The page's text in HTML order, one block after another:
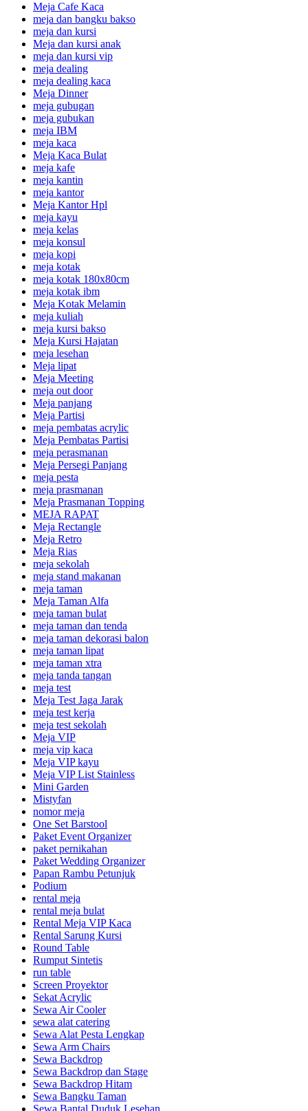
Meja Cafe Kaca
meja dan bangku bakso
meja dan kursi
Meja dan kursi anak
meja dan kursi vip
meja dealing
meja dealing kaca
Meja Dinner
meja gubugan
meja gubukan
meja IBM
meja kaca
Meja Kaca Bulat
meja kafe
meja kantin
meja kantor
Meja Kantor Hpl
meja kayu
meja kelas
meja konsul
meja kopi
meja kotak
meja kotak 180x80cm
meja kotak ibm
Meja Kotak Melamin
meja kuliah
meja kursi bakso
Meja Kursi Hajatan
meja lesehan
Meja lipat
Meja Meeting
meja out door
Meja panjang
Meja Partisi
meja pembatas acrylic
Meja Pembatas Partisi
meja perasmanan
Meja Persegi Panjang
meja pesta
meja prasmanan
Meja Prasmanan Topping
MEJA RAPAT
Meja Rectangle
Meja Retro
Meja Rias
meja sekolah
meja stand makanan
meja taman
Meja Taman Alfa
meja taman bulat
meja taman dan tenda
meja taman dekorasi balon
meja taman lipat
meja taman xtra
meja tanda tangan
meja test
Meja Test Jaga Jarak
meja test kerja
meja test sekolah
Meja VIP
meja vip kaca
Meja VIP kayu
Meja VIP List Stainless
Mini Garden
Mistyfan
nomor meja
One Set Barstool
Paket Event Organizer
paket pernikahan
Paket Wedding Organizer
Papan Rambu Petunjuk
Podium
rental meja
rental meja bulat
Rental Meja VIP Kaca
Rental Sarung Kursi
Round Table
Rumput Sintetis
run table
Screen Proyektor
Sekat Acrylic
Sewa Air Cooler
sewa alat catering
Sewa Alat Pesta Lengkap
Sewa Arm Chairs
Sewa Backdrop
Sewa Backdrop dan Stage
Sewa Backdrop Hitam
Sewa Bangku Taman